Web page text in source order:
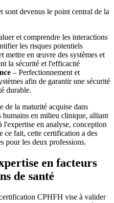
sont devenus le point central de la
et comprendre les interactions
les risques potentiels
mettre en œuvre des systèmes et
la sécurité et l'efficacité
– Perfectionnement et
afin de garantir une sécurité
durable.
la maturité acquise dans
humains en milieu clinique, alliant
l'expertise en analyse, conception
ce fait, cette certification a des
pour les deux professions.
en facteurs
de santé
CPHFH vise à valider